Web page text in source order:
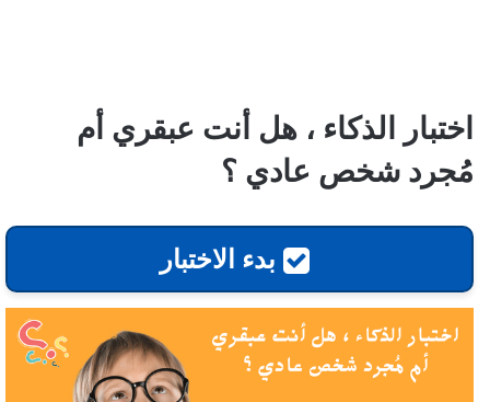
اختبار الذكاء ، هل أنت عبقري أم
مُجرد شخص عادي ؟
بدء الاختبار